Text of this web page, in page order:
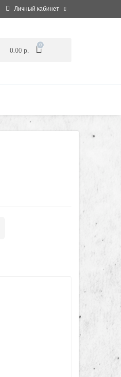
Личный кабинет
0.00 р.
0